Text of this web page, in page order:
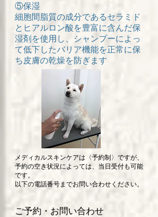
⑤保湿
​細胞間脂質の成分であるセラミド
とヒアルロン酸を豊富に含んだ保
湿剤を使用し、シャンプーによっ
て低下したバリア機能を正常に保
ち皮膚の乾燥を防ぎます
メディカルスキンケアは〈予約制〉ですが、
予約の空き状況によっては、当日受付も可能
です。
以下の電話番号までお問い合わせください。
ご予約・お問い合わせ